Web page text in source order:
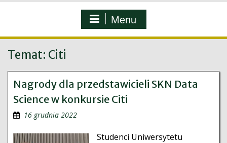
Menu
Temat: Citi
Nagrody dla przedstawicieli SKN Data
Science w konkursie Citi
16 grudnia 2022
Studenci Uniwersytetu